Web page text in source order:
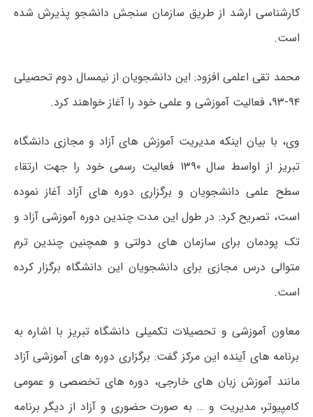
کارشناسی ارشد از طریق سازمان سنجش دانشجو پذیرش شده
است.
محمد تقی اعلمی افزود: این دانشجویان از نیمسال دوم تحصیلی
۹۴-۹۳، فعالیت آموزشی و علمی خود را آغاز خواهند کرد.
وی، با بیان اینکه مدیریت آموزش های آزاد و مجازی دانشگاه
تبریز از اواسط سال ۱۳۹۰ فعالیت رسمی خود را جهت ارتقاء
سطح علمی دانشجویان و برگزاری دوره های آزاد آغاز نموده
است، تصریح کرد: در طول این مدت چندین دوره آموزشی آزاد و
تک پودمان برای سازمان های دولتی و همچنین چندین ترم
متوالی درس مجازی برای دانشجویان این دانشگاه برگزار کرده
است.
معاون آموزشی و تحصیلات تکمیلی دانشگاه تبریز با اشاره به
برنامه های آینده این مرکز گفت: برگزاری دوره های آموزشی آزاد
مانند آموزش زبان های خارجی، دوره های تخصصی و عمومی
کامپیوتر، مدیریت و … به صورت حضوری و آزاد از دیگر برنامه